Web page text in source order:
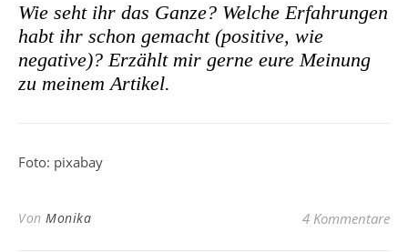
Wie seht ihr das Ganze? Welche Erfahrungen
habt ihr schon gemacht (positive, wie
negative)? Erzählt mir gerne eure Meinung
zu meinem Artikel.
Foto: pixabay
Von Monika 4 Kommentare